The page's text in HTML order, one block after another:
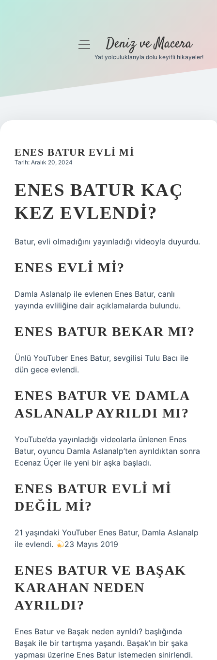
Gizlilik Politikası
Yasal Uyarı
menüyüDeniz ve Macera
Yat yolculuklarıyla dolu keyifli hikayeler!
ENES BATUR EVLI MI
Tarih: Aralık 20, 2024
ENES BATUR KAÇ
KEZ EVLENDI?
Batur, evli olmadığını yayınladığı videoyla duyurdu.
ENES EVLI MI?
Damla Aslanalp ile evlenen Enes Batur, canlı
yayında evliliğine dair açıklamalarda bulundu.
ENES BATUR BEKAR MI?
Ünlü YouTuber Enes Batur, sevgilisi Tulu Bacı ile
dün gece evlendi.
ENES BATUR VE DAMLA
ASLANALP AYRILDI MI?
YouTube’da yayınladığı videolarla ünlenen Enes
Batur, oyuncu Damla Aslanalp’ten ayrıldıktan sonra
Ecenaz Üçer ile yeni bir aşka başladı.
ENES BATUR EVLI MI
DEĞIL MI?
21 yaşındaki YouTuber Enes Batur, Damla Aslanalp
ile evlendi.
23 Mayıs 2019
ENES BATUR VE BAŞAK
KARAHAN NEDEN
AYRILDI?
Enes Batur ve Başak neden ayrıldı? başlığında
Başak ile bir tartışma yaşandı. Başak’ın bir şaka
yapması üzerine Enes Batur istemeden sinirlendi.